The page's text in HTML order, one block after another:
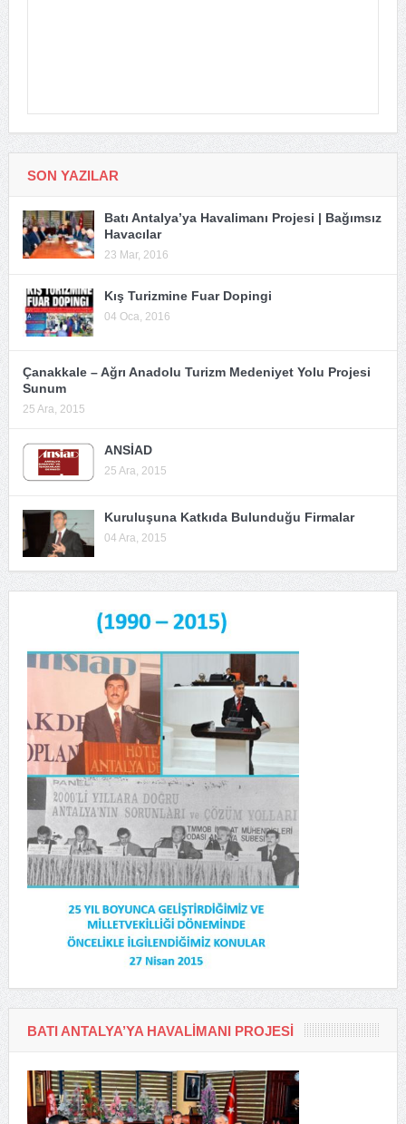
SON YAZILAR
Batı Antalya’ya Havalimanı Projesi | Bağımsız
Havacılar
23 Mar, 2016
Kış Turizmine Fuar Dopingi
04 Oca, 2016
Çanakkale – Ağrı Anadolu Turizm Medeniyet Yolu Projesi
Sunum
25 Ara, 2015
ANSİAD
25 Ara, 2015
Kuruluşuna Katkıda Bulunduğu Firmalar
04 Ara, 2015
BATI ANTALYA’YA HAVALIMANI PROJESI